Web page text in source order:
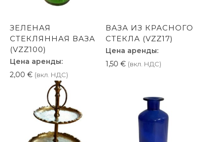
ЗЕЛЕНАЯ
СТЕКЛЯННАЯ ВАЗА
(VZZ100)
Цена аренды:
2,00 € (вкл. НДС)
ВАЗА ИЗ КРАСНОГО
СТЕКЛА (VZZ17)
Цена аренды:
1,50 € (вкл. НДС)